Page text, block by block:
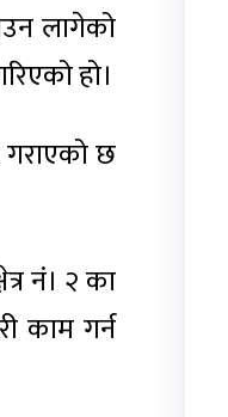
लागेको
हो।
छ
नं। २ का
काम गर्न